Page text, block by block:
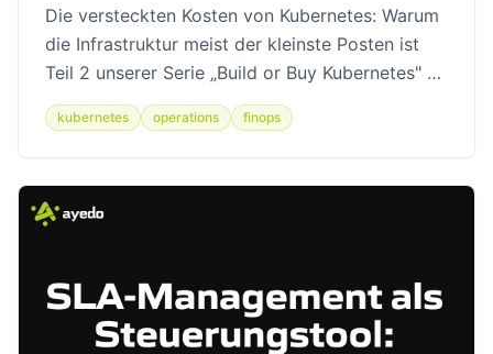
Die versteckten Kosten von Kubernetes: Warum
die Infrastruktur meist der kleinste Posten ist
Teil 2 unserer Serie „Build or Buy Kubernetes" …
kubernetes operations finops